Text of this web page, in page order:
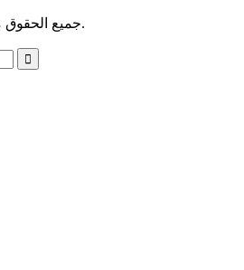
© 2026 - awal 24.جميع الحقوق محفوظة.